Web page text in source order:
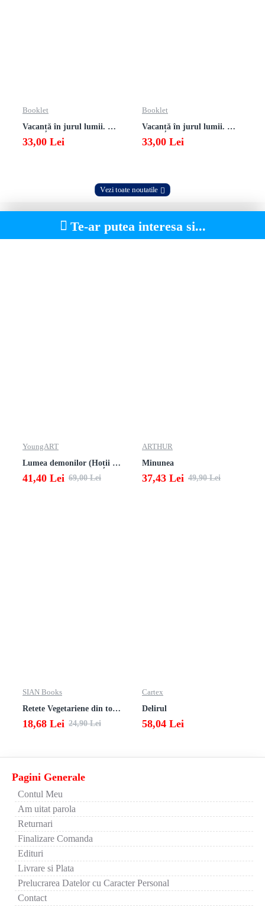
Booklet
Vacanță în jurul lumii. Matematică clasa a VII-a – EDIȚIA 2026
33,00 Lei
Booklet
Vacanță în jurul lumii. Matematică clasa a VI-a – EDIȚIA 2026
33,00 Lei
Vezi toate noutatile
Te-ar putea interesa si...
YoungART
Lumea demonilor (Hoții de fum 2)
41,40 Lei 69,00 Lei
ARTHUR
Minunea
37,43 Lei 49,90 Lei
SIAN Books
Retete Vegetariene din toata lumea
18,68 Lei 24,90 Lei
Cartex
Delirul
58,04 Lei
Pagini Generale
Contul Meu
Am uitat parola
Returnari
Finalizare Comanda
Edituri
Livrare si Plata
Prelucrarea Datelor cu Caracter Personal
Contact